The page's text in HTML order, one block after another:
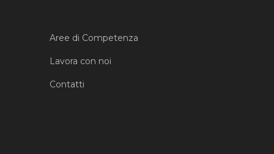
Aree di Competenza
Lavora con noi
Contatti